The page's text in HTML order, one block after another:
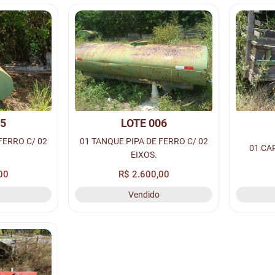
C/ 02
LOTE 006
01 TANQUE PIPA DE FERRO C/ 02
EIXOS.
R$ 2.600,00
Vendido
01